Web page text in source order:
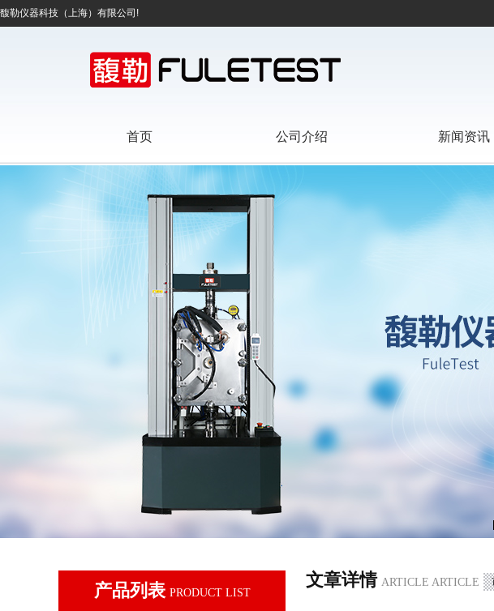
馥勒仪器科技（上海）有限公司!
首页 公司介绍 新闻资讯
产品列表 PRODUCT LIST
文章详情 ARTICLE ARTICLE